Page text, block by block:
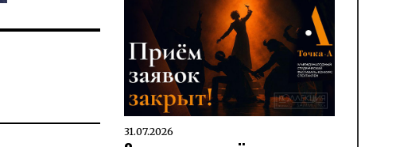
31.07.2026